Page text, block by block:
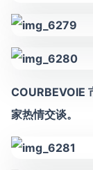
COURBEVOIE
家热情交谈。